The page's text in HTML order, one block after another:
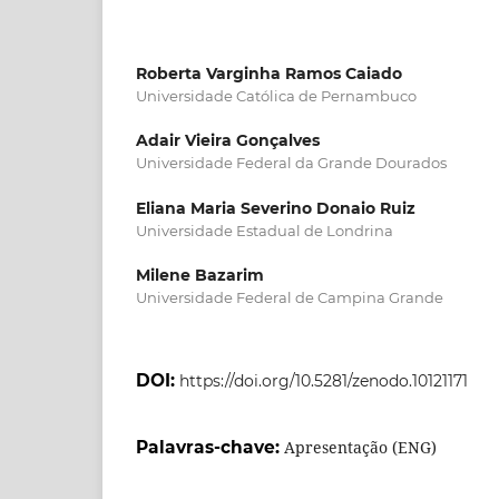
Roberta Varginha Ramos Caiado
Universidade Católica de Pernambuco
Adair Vieira Gonçalves
Universidade Federal da Grande Dourados
Eliana Maria Severino Donaio Ruiz
Universidade Estadual de Londrina
Milene Bazarim
Universidade Federal de Campina Grande
DOI: https://doi.org/10.5281/zenodo.10121171
Palavras-chave: Apresentação (ENG)